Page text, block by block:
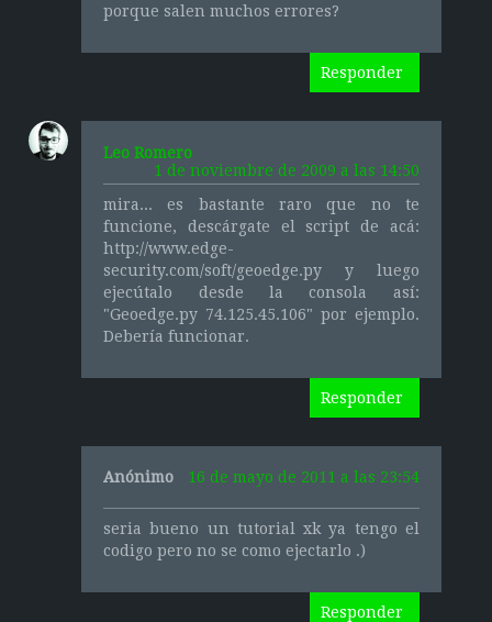
porque salen muchos errores?
Responder
Leo Romero
1 de noviembre de 2009 a las 14:50
mira... es bastante raro que no te
funcione, descárgate el script de acá:
http://www.edge-
security.com/soft/geoedge.py y luego
ejecútalo desde la consola así:
"Geoedge.py 74.125.45.106" por ejemplo.
Debería funcionar.
Responder
Anónimo 16 de mayo de 2011 a las 23:54
seria bueno un tutorial xk ya tengo el
codigo pero no se como ejectarlo .)
Responder